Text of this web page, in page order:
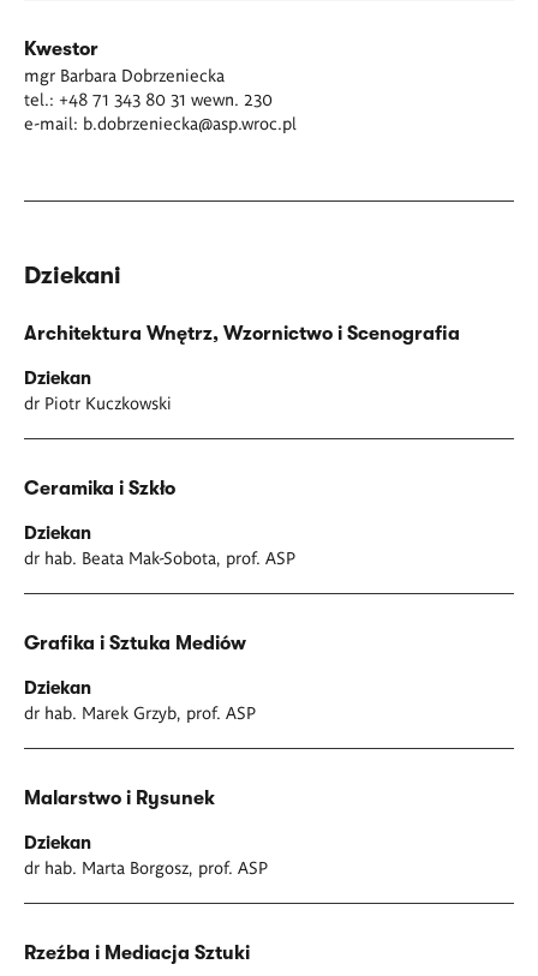
Kwestor
mgr Barbara Dobrzeniecka
tel.: +48 71 343 80 31 wewn. 230
e-mail: b.dobrzeniecka@asp.wroc.pl
Dziekani
Architektura Wnętrz, Wzornictwo i Scenografia
Dziekan
dr Piotr Kuczkowski
Ceramika i Szkło
Dziekan
dr hab. Beata Mak-Sobota, prof. ASP
Grafika i Sztuka Mediów
Dziekan
dr hab. Marek Grzyb, prof. ASP
Malarstwo i Rysunek
Dziekan
dr hab. Marta Borgosz, prof. ASP
Rzeźba i Mediacja Sztuki